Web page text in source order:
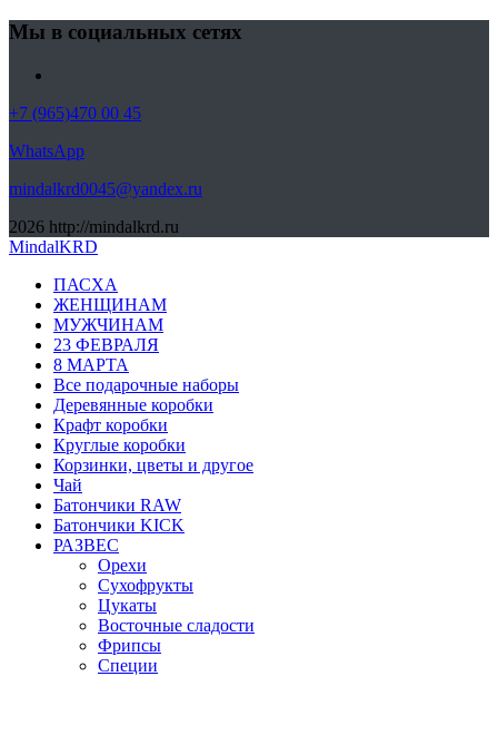
Мы в социальных сетях
+7 (965)470 00 45
WhatsApp
mindalkrd0045@yandex.ru
2026 http://mindalkrd.ru
MindalKRD
ПАСХА
ЖЕНЩИНАМ
МУЖЧИНАМ
23 ФЕВРАЛЯ
8 МАРТА
Все подарочные наборы
Деревянные коробки
Крафт коробки
Круглые коробки
Корзинки, цветы и другое
Чай
Батончики RAW
Батончики KICK
РАЗВЕС
Орехи
Сухофрукты
Цукаты
Восточные сладости
Фрипсы
Специи